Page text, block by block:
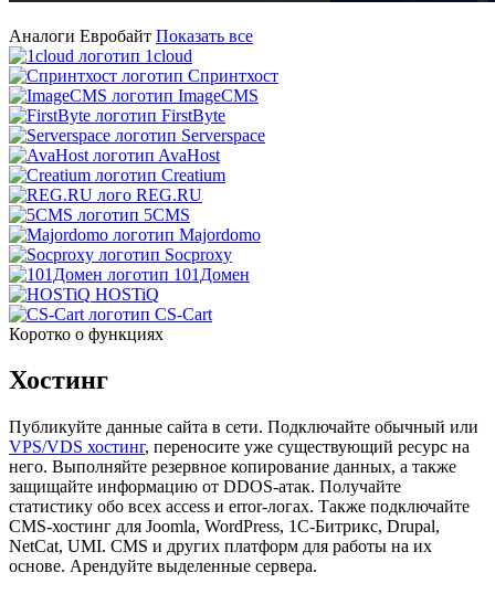
Аналоги Евробайт Показать все
1cloud
Спринтхост
ImageCMS
FirstByte
Serverspace
AvaHost
Creatium
REG.RU
5CMS
Majordomo
Socproxy
101Домен
HOSTiQ
CS-Cart
Коротко о функциях
Хостинг
Публикуйте данные сайта в сети. Подключайте обычный или
VPS/VDS хостинг, переносите уже существующий ресурс на
него. Выполняйте резервное копирование данных, а также
защищайте информацию от DDOS-атак. Получайте
статистику обо всех access и error-логах. Также подключайте
CMS-хостинг для Joomla, WordPress, 1С-Битрикс, Drupal,
NetCat, UMI. CMS и других платформ для работы на их
основе. Арендуйте выделенные сервера.